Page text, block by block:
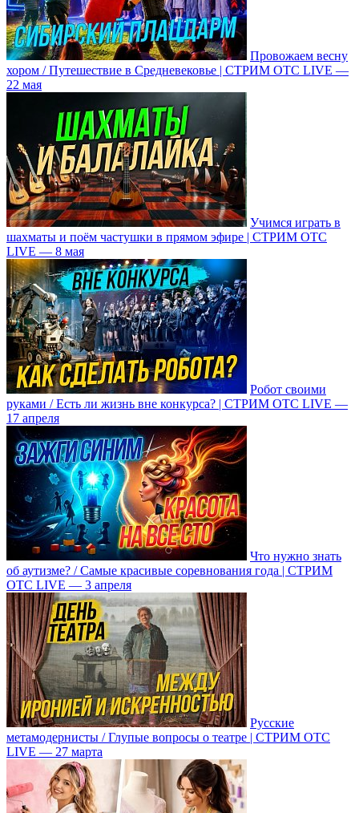
Провожаем весну
хором / Путешествие в Средневековье | СТРИМ ОТС LIVE —
22 мая
Учимся играть в
шахматы и поём частушки в прямом эфире | СТРИМ ОТС
LIVE — 8 мая
Робот своими
руками / Есть ли жизнь вне конкурса? | СТРИМ ОТС LIVE —
17 апреля
Что нужно знать
об аутизме? / Самые красивые соревнования года | СТРИМ
ОТС LIVE — 3 апреля
Русские
метамодернисты / Глупые вопросы о театре | СТРИМ ОТС
LIVE — 27 марта